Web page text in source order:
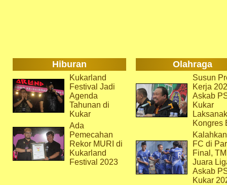
Hiburan Olahraga
Kukarland
Festival Jadi
Agenda
Tahunan di
Kukar
Ada
Pemecahan
Rekor MURI di
Kukarland
Festival 2023
Susun
Kerja
Askab
Kukar
Kongres
FC di
Final,
Juara
Askab
Kukar